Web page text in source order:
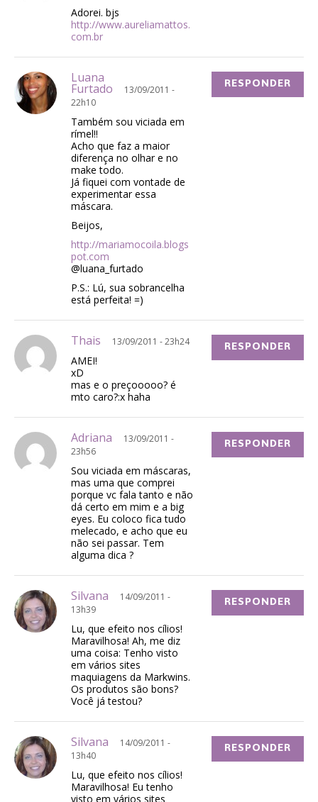
Adorei. bjs
http://www.aureliamattos.
com.br
Luana
Furtado
13/09/2011 -
22h10
Também sou viciada em
rímel!!
Acho que faz a maior
diferença no olhar e no
make todo.
Já fiquei com vontade de
experimentar essa
máscara.
Beijos,
http://mariamocoila.blogs
pot.com
@luana_furtado
P.S.: Lú, sua sobrancelha
está perfeita! =)
RESPONDER
Thais 13/09/2011 - 23h24
AMEI!
xD
mas e o preçooooo? é
mto caro?:x haha
RESPONDER
Adriana
13/09/2011 -
23h56
Sou viciada em máscaras,
mas uma que comprei
porque vc fala tanto e não
dá certo em mim e a big
eyes. Eu coloco fica tudo
melecado, e acho que eu
não sei passar. Tem
alguma dica ?
RESPONDER
Silvana
14/09/2011 -
13h39
Lu, que efeito nos cílios!
Maravilhosa! Ah, me diz
uma coisa: Tenho visto
em vários sites
maquiagens da Markwins.
Os produtos são bons?
Você já testou?
RESPONDER
Silvana
14/09/2011 -
13h40
Lu, que efeito nos cílios!
Maravilhosa! Eu tenho
visto em vários sites
RESPONDER